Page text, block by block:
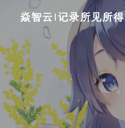
焱智云|记录所见所得